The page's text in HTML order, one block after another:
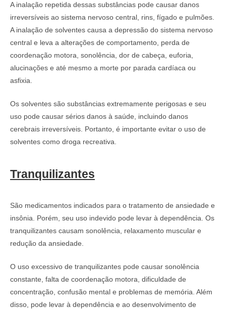
A inalação repetida dessas substâncias pode causar danos
irreversíveis ao sistema nervoso central, rins, fígado e pulmões.
A inalação de solventes causa a depressão do sistema nervoso
central e leva a alterações de comportamento, perda de
coordenação motora, sonolência, dor de cabeça, euforia,
alucinações e até mesmo a morte por parada cardíaca ou
asfixia.
Os solventes são substâncias extremamente perigosas e seu
uso pode causar sérios danos à saúde, incluindo danos
cerebrais irreversíveis. Portanto, é importante evitar o uso de
solventes como droga recreativa.
Tranquilizantes
São medicamentos indicados para o tratamento de ansiedade e
insônia. Porém, seu uso indevido pode levar à dependência. Os
tranquilizantes causam sonolência, relaxamento muscular e
redução da ansiedade.
O uso excessivo de tranquilizantes pode causar sonolência
constante, falta de coordenação motora, dificuldade de
concentração, confusão mental e problemas de memória. Além
disso, pode levar à dependência e ao desenvolvimento de